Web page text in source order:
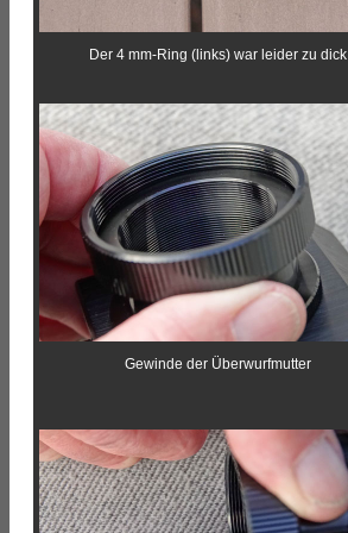
Der 4 mm-Ring (links) war leider zu dick
Gewinde der Überwurfmutter